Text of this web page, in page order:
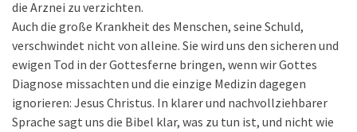
die Arznei zu verzichten.
Auch die große Krankheit des Menschen, seine Schuld,
verschwindet nicht von alleine. Sie wird uns den sicheren und
ewigen Tod in der Gottesferne bringen, wenn wir Gottes
Diagnose missachten und die einzige Medizin dagegen
ignorieren: Jesus Christus. In klarer und nachvollziehbarer
Sprache sagt uns die Bibel klar, was zu tun ist, und nicht wie